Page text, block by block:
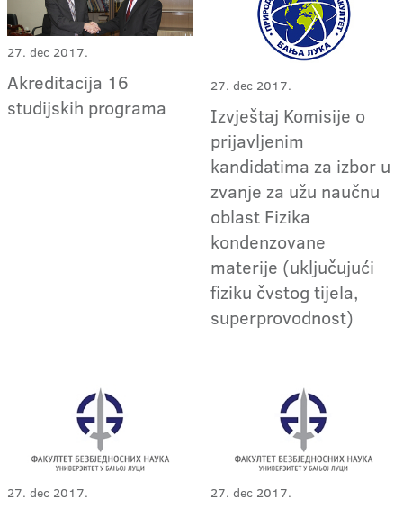
27. dec 2017.
Akreditacija 16
studijskih programa
27. dec 2017.
Izvještaj Komisije o
prijavljenim
kandidatima za izbor u
zvanje za užu naučnu
oblast Fizika
kondenzovane
materije (uključujući
fiziku čvstog tijela,
superprovodnost)
27. dec 2017. 27. dec 2017.